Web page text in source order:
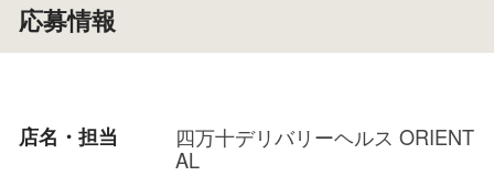
応募情報
店名・担当
四万十デリバリーヘルス ORIENT
AL